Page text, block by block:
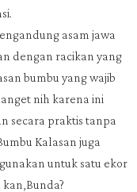
asam jawa
dengan racikan yang
bumbu yang wajib
nih karena ini
secara praktis tanpa
Kalasan juga
untuk satu ekor
kan,Bunda?